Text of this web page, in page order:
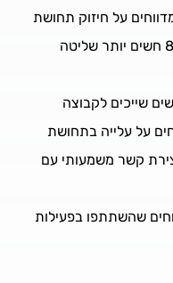
מבני הנוער מדווחים על חיזוק תחושת
הביטחון, האופטימיות והתקווה, ו-83% חשים יותר שליטה
מרגישים שייכים לקבוצה
מדווחים על עלייה בתחושת
קשר משמעותי עם
הנוער מדווחים שהשתתפו בפעילות